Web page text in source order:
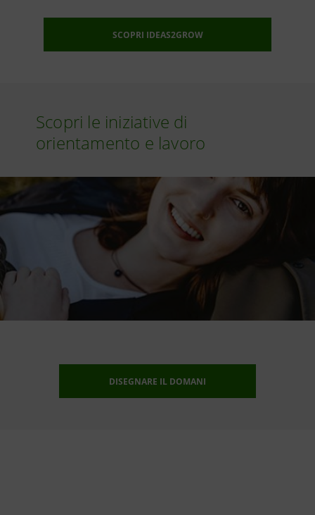
SCOPRI IDEAS2GROW
Scopri le iniziative di
orientamento e lavoro
DISEGNARE IL DOMANI